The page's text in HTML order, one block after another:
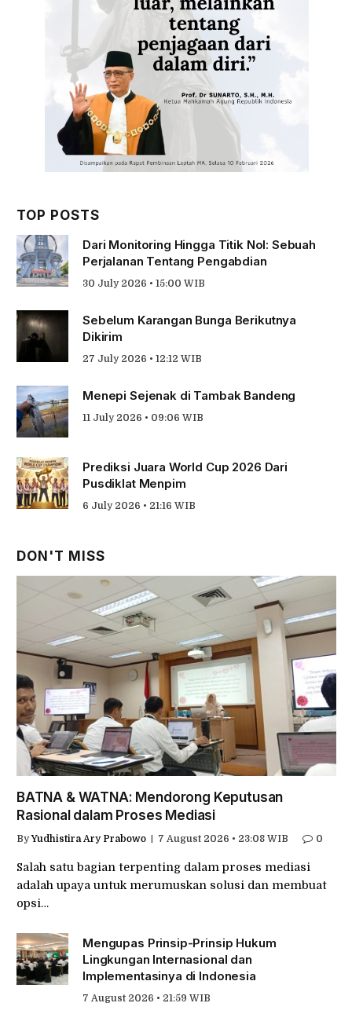
TOP POSTS
Dari Monitoring Hingga Titik Nol: Sebuah
Perjalanan Tentang Pengabdian
30 July 2026 • 15:00 WIB
Sebelum Karangan Bunga Berikutnya
Dikirim
27 July 2026 • 12:12 WIB
Menepi Sejenak di Tambak Bandeng
11 July 2026 • 09:06 WIB
Prediksi Juara World Cup 2026 Dari
Pusdiklat Menpim
6 July 2026 • 21:16 WIB
DON'T MISS
BATNA & WATNA: Mendorong Keputusan
Rasional dalam Proses Mediasi
By Yudhistira Ary Prabowo 7 August 2026 • 23:08 WIB 0
Salah satu bagian terpenting dalam proses mediasi
adalah upaya untuk merumuskan solusi dan membuat
opsi…
Mengupas Prinsip-Prinsip Hukum
Lingkungan Internasional dan
Implementasinya di Indonesia
7 August 2026 • 21:59 WIB